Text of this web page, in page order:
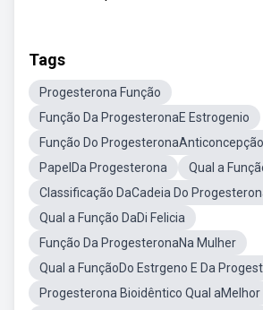
Tags
Progesterona Função
Função Da ProgesteronaE Estrogenio
Função Do ProgesteronaAnticoncepção
PapelDa Progesterona
Qual a
Classificação DaCadeia Do
Qual a Função DaDi Felicia
Função Da ProgesteronaNa Mulher
Qual a FunçãoDo Estrgeno E Da
Progesterona Bioidêntico Qual aMelhor